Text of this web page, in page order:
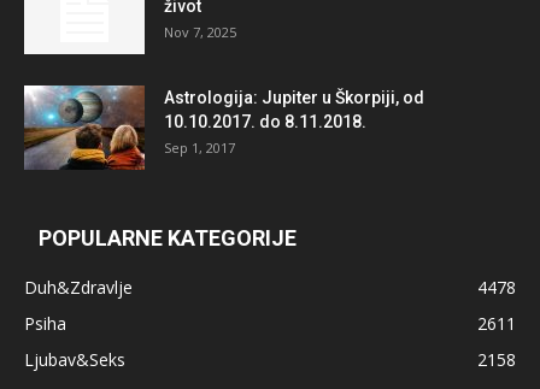
život
Nov 7, 2025
Astrologija: Jupiter u Škorpiji, od
10.10.2017. do 8.11.2018.
Sep 1, 2017
POPULARNE KATEGORIJE
Duh&Zdravlje
4478
Psiha
2611
Ljubav&Seks
2158